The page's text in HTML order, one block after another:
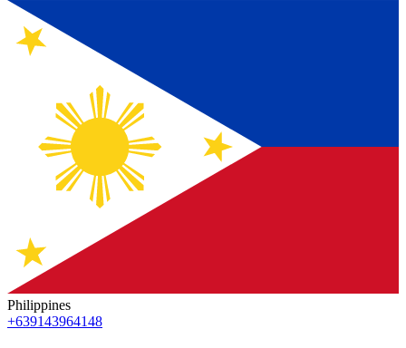
Philippines
+639143964148